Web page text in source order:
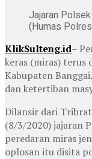
Jajaran
(Humas
KlikSulteng.id–
keras (miras) terus
Kabupaten
dan ketertiban
Dilansir dari
(8/3/2020) jajaran
peredaran miras
oplosan itu disita